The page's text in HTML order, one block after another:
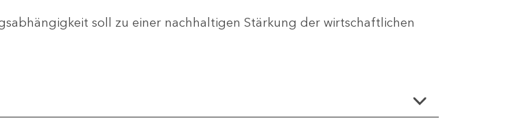
soll zu einer nachhaltigen Stärkung der wirtschaftlichen